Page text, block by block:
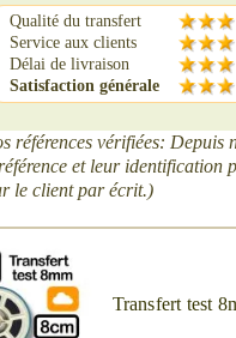
Qualité du transfert
Service aux clients
Délai de livraison
Satisfaction générale
références vérifiées: Depuis
et leur identification
le client par écrit.)
Transfert test